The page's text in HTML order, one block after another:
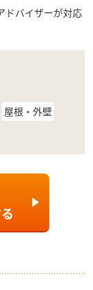
ドバイザーが対応
屋根・外壁